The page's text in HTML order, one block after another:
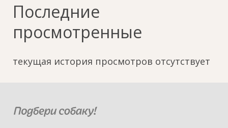
Последние
просмотренные
текущая история просмотров отсутствует